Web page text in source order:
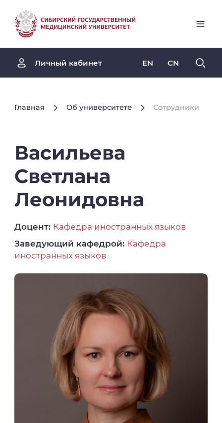
Личный кабинет EN CN
Главная Об университете Сотрудники
Васильева
Светлана
Леонидовна
Доцент: Кафедра иностранных языков
Заведующий кафедрой: Кафедра
иностранных языков